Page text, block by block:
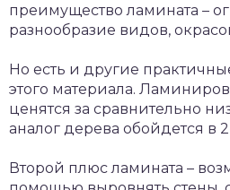
преимущество ламината –
разнообразие видов,
Но есть и другие
этого материала.
ценятся за сравнительно
аналог дерева обойдется в
Второй плюс ламината –